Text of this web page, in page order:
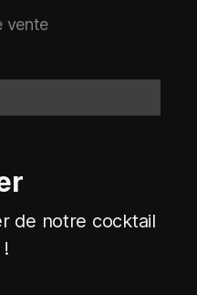
vente
de notre cocktail